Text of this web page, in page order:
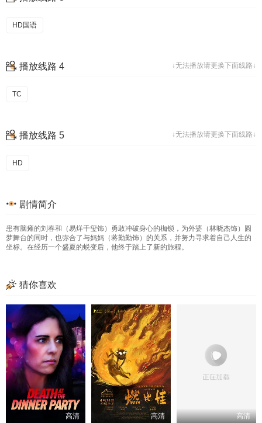
HD国语
↓无法播放请更换下面线路↓
播放线路 4
TC
↓无法播放请更换下面线路↓
播放线路 5
HD
剧情简介
患有脑瘫的刘春和（易烊千玺饰）勇敢冲破身心的枷锁，为外婆（林晓杰饰）圆
梦舞台的同时，也弥合了与妈妈（蒋勤勤饰）的关系，并努力寻求着自己人生的
坐标。在经历一个盛夏的蜕变后，他终于踏上了新的旅程。
猜你喜欢
高清 高清 高清